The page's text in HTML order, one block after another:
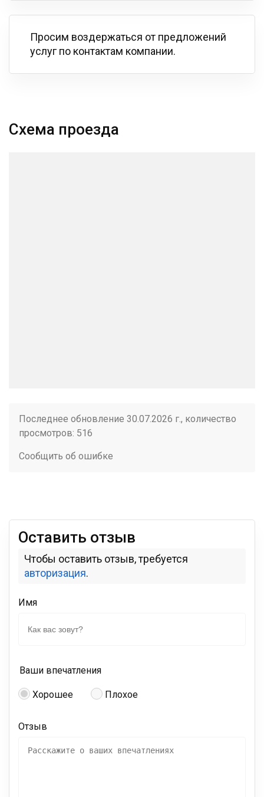
Просим воздержаться от предложений
услуг по контактам компании.
Схема проезда
Последнее обновление 30.07.2026 г., количество
просмотров: 516
Сообщить об ошибке
Оставить отзыв
Чтобы оставить отзыв, требуется
авторизация.
Имя
Ваши впечатления
Хорошее Плохое
Отзыв